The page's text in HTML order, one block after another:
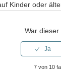
Kinder oder
War
7 von 10